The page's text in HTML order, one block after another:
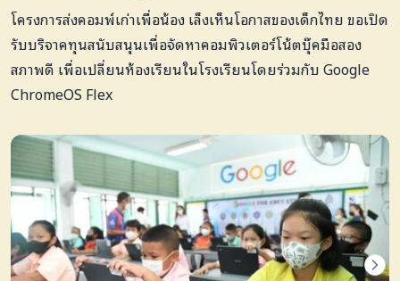
โครงการส่งคอมพ์เก่าเพื่อน้อง เล็งเห็นโอกาสของเด็กไทย ขอเปิด
รับบริจาคทุนสนับสนุนเพื่อจัดหาคอมพิวเตอร์โน้ตบุ๊คมือสอง
สภาพดี เพื่อเปลี่ยนห้องเรียนในโรงเรียนโดยร่วมกับ Google
ChromeOS Flex